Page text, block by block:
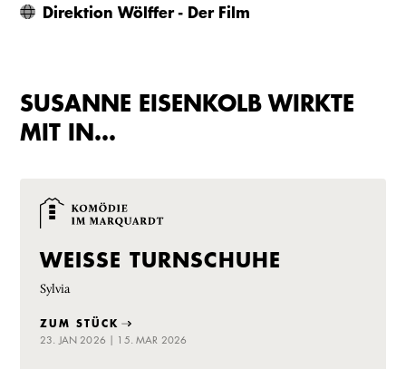
Direktion Wölffer - Der Film
SUSANNE EISENKOLB WIRKTE
MIT IN…
WEISSE TURNSCHUHE
Sylvia
ZUM STÜCK
23. JAN 2026 | 15. MAR 2026